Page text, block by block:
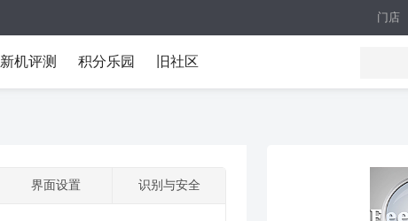
门店
新机评测 积分乐园 旧社区
界面设置 识别与安全